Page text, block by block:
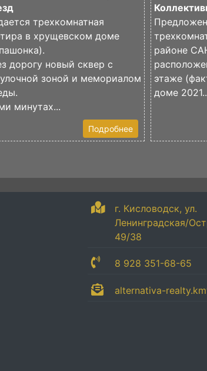
трехкомнатная
в хрущевском доме
дорогу новый сквер с
зоной и мемориалом
минутах...
Подробнее
районе
этаже
доме
г. Кисловодск, ул.
Ленинградская/
49/38
8 928 351-68-65
alternativa-